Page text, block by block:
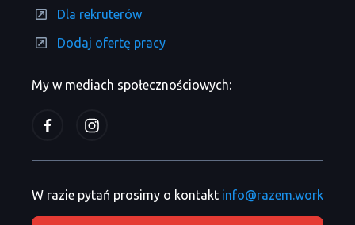
My w mediach społecznościowych:
Dla rekruterów
Dodaj ofertę pracy
W razie pytań prosimy o kontakt info@razem.work